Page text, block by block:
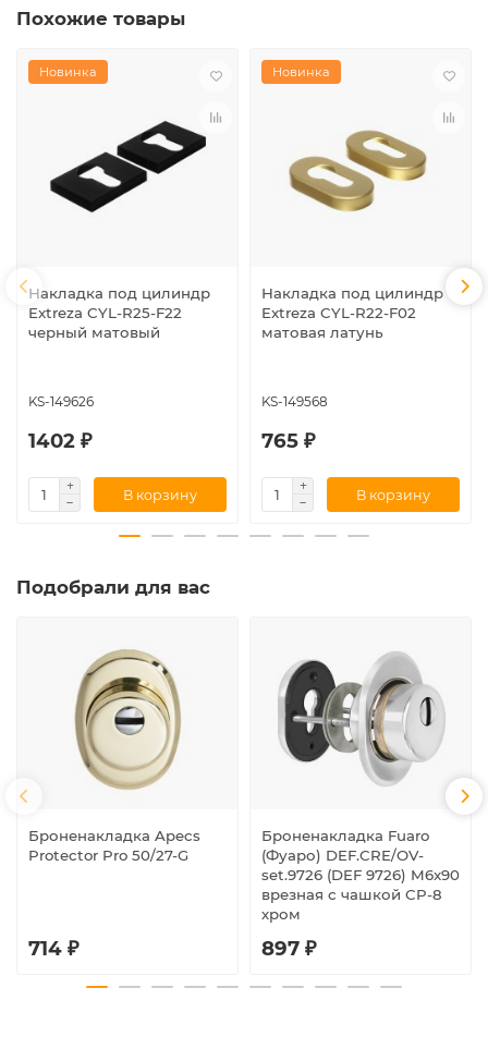
Похожие товары
Новинка
Накладка под цилиндр
Extreza CYL-R25-F22
черный матовый
KS-149626
1402 ₽
В корзину
Новинка
Накладка под цилиндр
Extreza CYL-R22-F02
матовая латунь
KS-149568
765 ₽
В корзину
Подобрали для вас
Броненакладка Apecs
Protector Pro 50/27-G
714 ₽
Броненакладка Fuaro
(Фуаро) DEF.CRE/OV-
set.9726 (DEF 9726) M6x90
врезная с чашкой CP-8
хром
897 ₽